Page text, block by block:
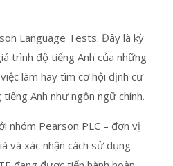
Language Tests. Đây là kỳ
trình độ tiếng Anh của những
làm hay tìm cơ hội định cư
Anh như ngôn ngữ chính.
nhóm Pearson PLC – đơn vị
và xác nhận cách sử dụng